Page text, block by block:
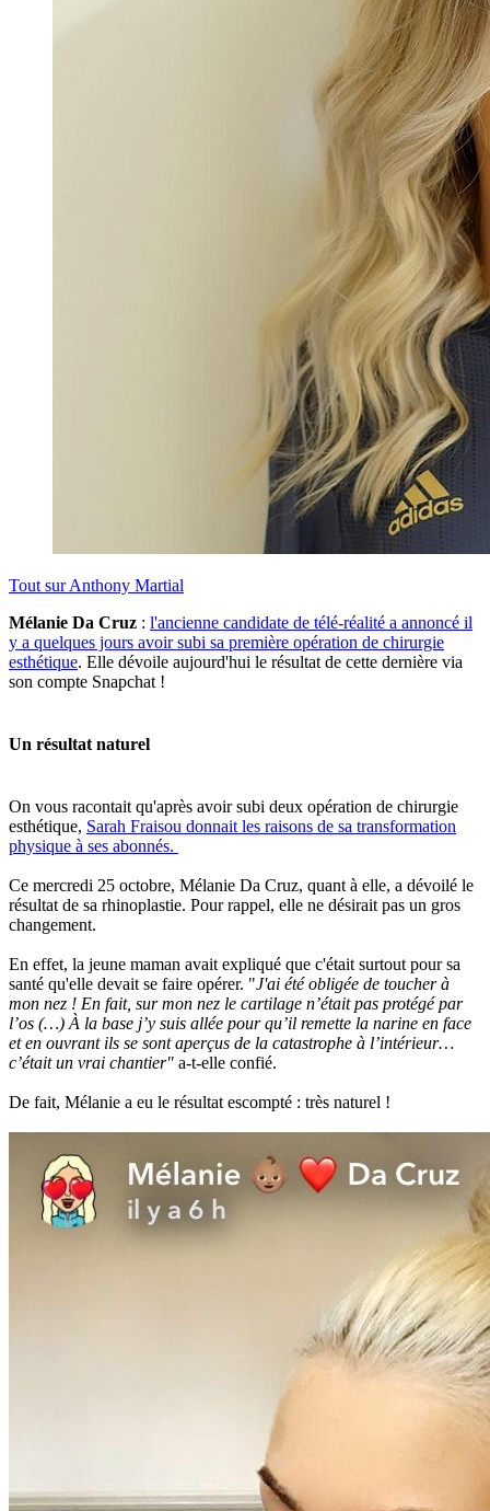
Tout surAnthony Martial
Mélanie Da Cruz : l'ancienne candidate de télé-réalité a annoncé il
y a quelques jours avoir subi sa première opération de chirurgie
esthétique. Elle dévoile aujourd'hui le résultat de cette dernière via
son compte Snapchat !
Un résultat naturel
On vous racontait qu'après avoir subi deux opération de chirurgie
esthétique, Sarah Fraisou donnait les raisons de sa transformation
physique à ses abonnés.
Ce mercredi 25 octobre, Mélanie Da Cruz, quant à elle, a dévoilé le
résultat de sa rhinoplastie. Pour rappel, elle ne désirait pas un gros
changement.
En effet, la jeune maman avait expliqué que c'était surtout pour sa
santé qu'elle devait se faire opérer. "J'ai été obligée de toucher à
mon nez ! En fait, sur mon nez le cartilage n’était pas protégé par
l’os (…) À la base j’y suis allée pour qu’il remette la narine en face
et en ouvrant ils se sont aperçus de la catastrophe à l’intérieur…
c’était un vrai chantier" a-t-elle confié.
De fait, Mélanie a eu le résultat escompté : très naturel !